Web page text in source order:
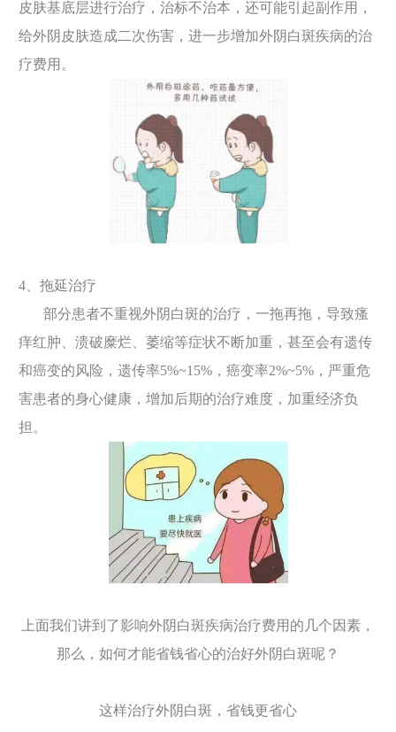
皮肤基底层进行治疗，治标不治本，还可能引起副作用，
给外阴皮肤造成二次伤害，进一步增加外阴白斑疾病的治
疗费用。
4、拖延治疗
部分患者不重视外阴白斑的治疗，一拖再拖，导致瘙
痒红肿、溃破糜烂、萎缩等症状不断加重，甚至会有遗传
和癌变的风险，遗传率5%~15%，癌变率2%~5%，严重危
害患者的身心健康，增加后期的治疗难度，加重经济负
担。
上面我们讲到了影响外阴白斑疾病治疗费用的几个因素，
那么，如何才能省钱省心的治好外阴白斑呢？
这样治疗外阴白斑，省钱更省心